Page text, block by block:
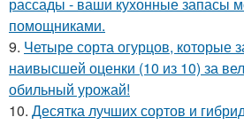
рассады - ваши кухонные запасы
помощниками.
9. Четыре сорта огурцов, которые
наивысшей оценки (10 из 10) за
обильный урожай!
10. Десятка лучших сортов и